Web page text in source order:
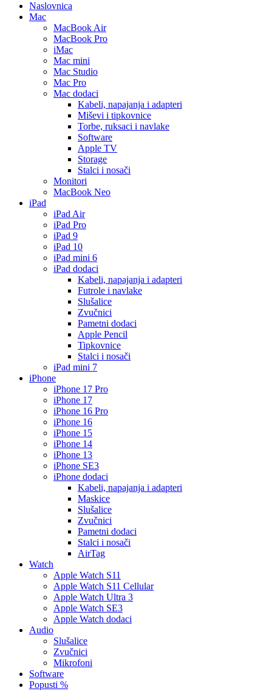
Naslovnica
Mac
MacBook Air
MacBook Pro
iMac
Mac mini
Mac Studio
Mac Pro
Mac dodaci
Kabeli, napajanja i adapteri
Miševi i tipkovnice
Torbe, ruksaci i navlake
Software
Apple TV
Storage
Stalci i nosači
Monitori
MacBook Neo
iPad
iPad Air
iPad Pro
iPad 9
iPad 10
iPad mini 6
iPad dodaci
Kabeli, napajanja i adapteri
Futrole i navlake
Slušalice
Zvučnici
Pametni dodaci
Apple Pencil
Tipkovnice
Stalci i nosači
iPad mini 7
iPhone
iPhone 17 Pro
iPhone 17
iPhone 16 Pro
iPhone 16
iPhone 15
iPhone 14
iPhone 13
iPhone SE3
iPhone dodaci
Kabeli, napajanja i adapteri
Maskice
Slušalice
Zvučnici
Pametni dodaci
Stalci i nosači
AirTag
Watch
Apple Watch S11
Apple Watch S11 Cellular
Apple Watch Ultra 3
Apple Watch SE3
Apple Watch dodaci
Audio
Slušalice
Zvučnici
Mikrofoni
Software
Popusti %